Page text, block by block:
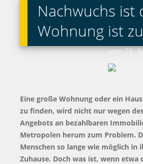
Nachwuchs ist
Wohnung ist
vom 29.
Eine große Wohnung oder ein
zu finden, wird nicht nur wegen
Angebots an bezahlbaren
Metropolen herum zum Problem.
Menschen so lange wie möglich in
Zuhause. Doch was ist, wenn etwa